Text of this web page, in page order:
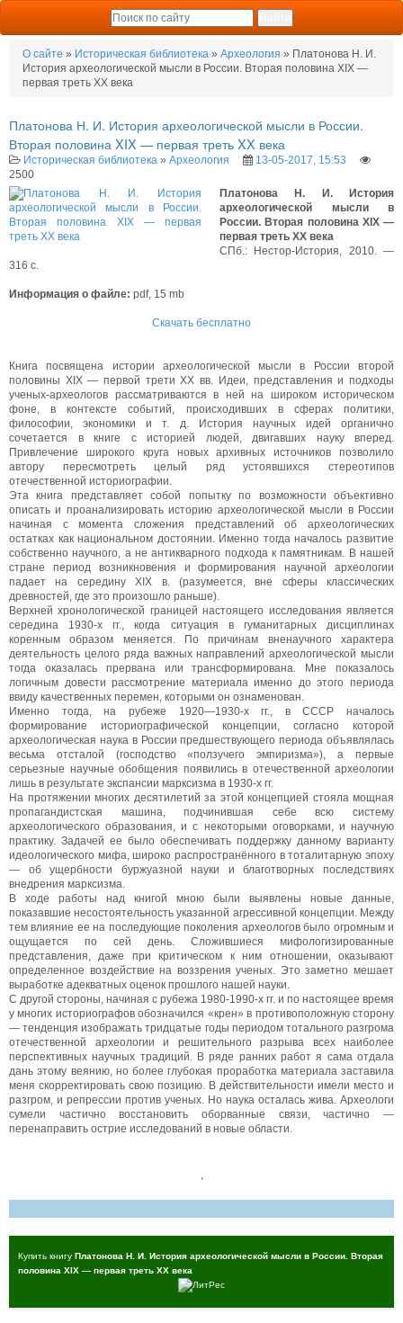
О сайте » Историческая библиотека » Археология » Платонова Н. И.
История археологической мысли в России. Вторая половина XIX —
первая треть XX века
Платонова Н. И. История археологической мысли в России.
Вторая половина XIX — первая треть XX века
Историческая библиотека » Археология
13-05-2017, 15:53
2500
Платонова Н. И. История
археологической мысли в
России. Вторая половина XIX —
первая треть XX века
СПб.: Нестор-История, 2010. —
316 с.
Информация о файле: pdf, 15 mb
Скачать бесплатно
Книга посвящена истории археологической мысли в России второй
половины XIX — первой трети XX вв. Идеи, представления и подходы
ученых-археологов рассматриваются в ней на широком историческом
фоне, в контексте событий, происходивших в сферах политики,
философии, экономики и т. д. История научных идей органично
сочетается в книге с историей людей, двигавших науку вперед.
Привлечение широкого круга новых архивных источников позволило
автору пересмотреть целый ряд устоявшихся стереотипов
отечественной историографии.
Эта книга представляет собой попытку по возможности объективно
описать и проанализировать историю археологической мысли в России
начиная с момента сложения представлений об археологических
остатках как национальном достоянии. Именно тогда началось развитие
собственно научного, а не антикварного подхода к памятникам. В нашей
стране период возникновения и формирования научной археологии
падает на середину XIX в. (разумеется, вне сферы классических
древностей, где это произошло раньше).
Верхней хронологической границей настоящего исследования является
середина 1930-х гг., когда ситуация в гуманитарных дисциплинах
коренным образом меняется. По причинам вненаучного характера
деятельность целого ряда важных направлений археологической мысли
тогда оказалась прервана или трансформирована. Мне показалось
логичным довести рассмотрение материала именно до этого периода
ввиду качественных перемен, которыми он ознаменован.
Именно тогда, на рубеже 1920—1930-х гг., в СССР началось
формирование историографической концепции, согласно которой
археологическая наука в России предшествующего периода объявлялась
весьма отсталой (господство «ползучего эмпиризма»), а первые
серьезные научные обобщения появились в отечественной археологии
лишь в результате экспансии марксизма в 1930-х гг.
На протяжении многих десятилетий за этой концепцией стояла мощная
пропагандистская машина, подчинившая себе всю систему
археологического образования, и с некоторыми оговорками, и научную
практику. Задачей ее было обеспечивать поддержку данному варианту
идеологического мифа, широко распространённого в тоталитарную эпоху
— об ущербности буржуазной науки и благотворных последствиях
внедрения марксизма.
В ходе работы над книгой мною были выявлены новые данные,
показавшие несостоятельность указанной агрессивной концепции. Между
тем влияние ее на последующие поколения археологов было огромным и
ощущается по сей день. Сложившиеся мифологизированные
представления, даже при критическом к ним отношении, оказывают
определенное воздействие на воззрения ученых. Это заметно мешает
выработке адекватных оценок прошлого нашей науки.
С другой стороны, начиная с рубежа 1980-1990-х гг. и по настоящее время
у многих историографов обозначился «крен» в противоположную сторону
— тенденция изображать тридцатые годы периодом тотального разгрома
отечественной археологии и решительного разрыва всех наиболее
перспективных научных традиций. В ряде ранних работ я сама отдала
дань этому веянию, но более глубокая проработка материала заставила
меня скорректировать свою позицию. В действительности имели место и
разгром, и репрессии против ученых. Но наука осталась жива. Археологи
сумели частично восстановить оборванные связи, частично —
перенаправить острие исследований в новые области.
,
Купить книгу Платонова Н. И. История археологической мысли в России. Вторая
половина XIX — первая треть XX века